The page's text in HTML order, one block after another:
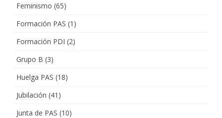
Feminismo (65)
Formación PAS (1)
Formación PDI (2)
Grupo B (3)
Huelga PAS (18)
Jubilación (41)
Junta de PAS (10)